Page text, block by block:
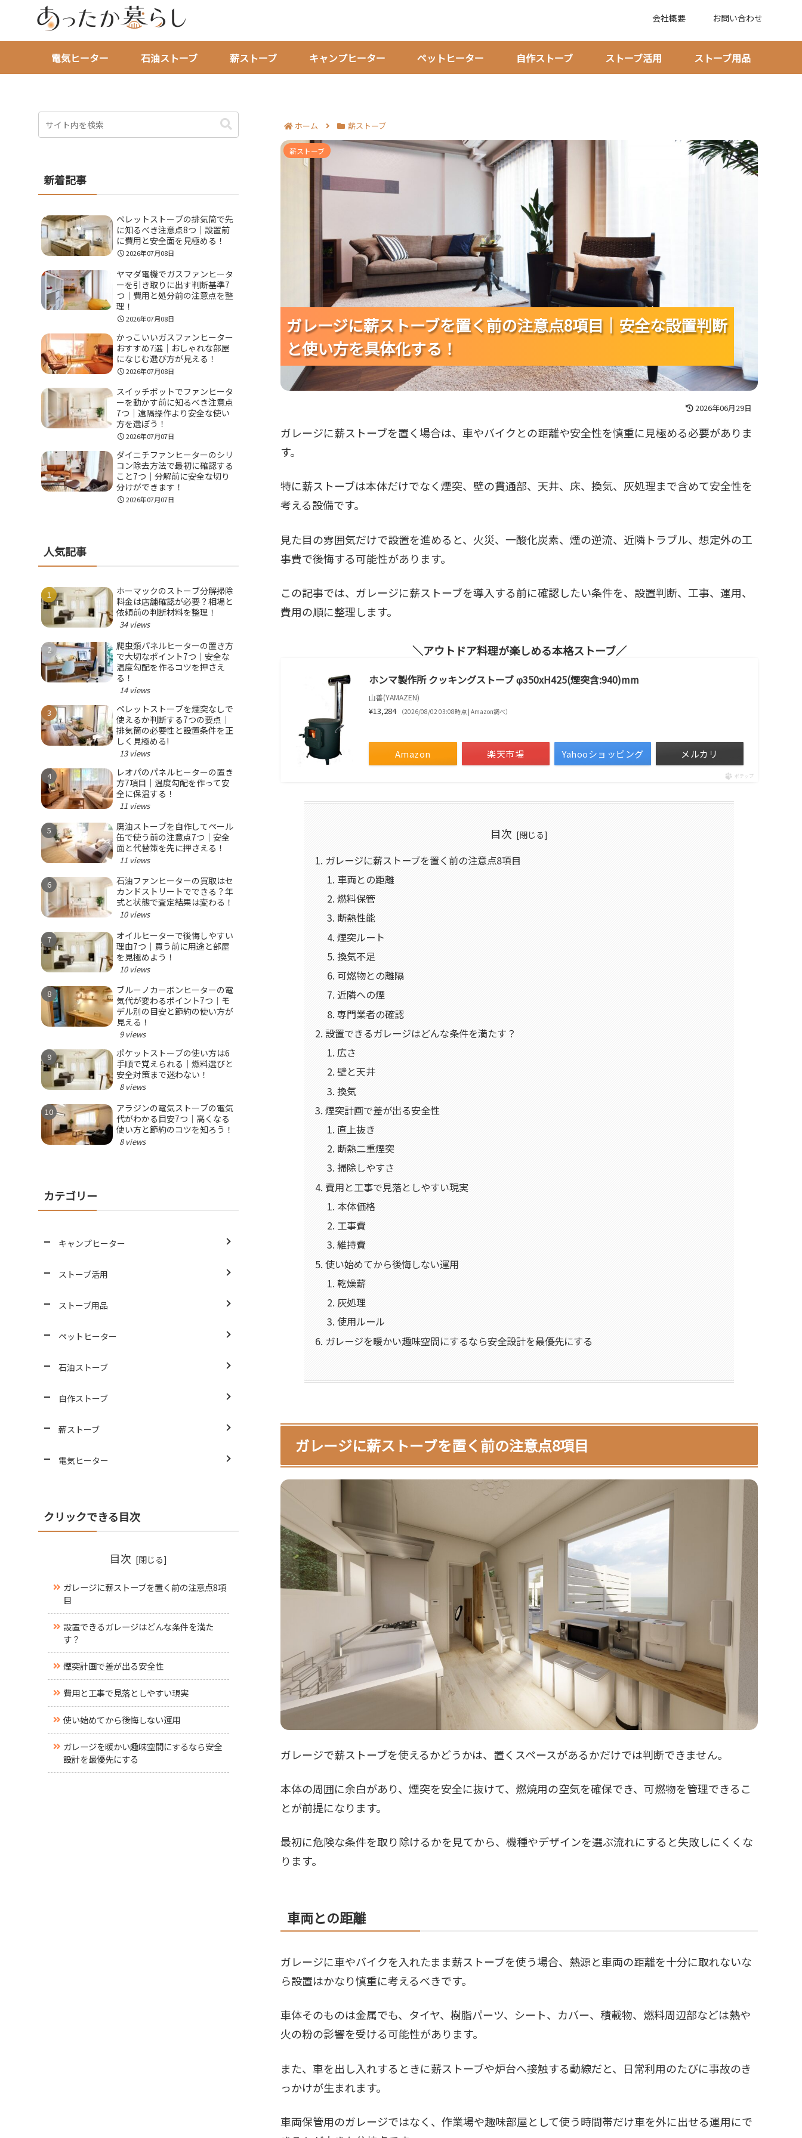
会社概要 お問い合わせ
電気ヒーター 石油ストーブ 薪ストーブ キャンプヒーター ペットヒーター 自作ストーブ ストーブ活用 ストーブ用品
ホーム 薪ストーブ
ガレージに薪ストーブを置く前の注意点8項目｜安全な設置判断と使い方を具体化する！
ガレージに薪ストーブを置く前の注意点8項目｜安全な設置判断
と使い方を具体化する！
ガレージに薪ストーブを置く前の注意点8項目｜安全な設置判断
と使い方を具体化する！
ガレージに薪ストーブを置く前の注意点8項目｜安全な設置判断
と使い方を具体化する！
薪ストーブ
2026年06月29日
ガレージに薪ストーブを置く場合は、車やバイクとの距離や安全性を慎重に見極める必要がありま
す。
特に薪ストーブは本体だけでなく煙突、壁の貫通部、天井、床、換気、灰処理まで含めて安全性を
考える設備です。
見た目の雰囲気だけで設置を進めると、火災、一酸化炭素、煙の逆流、近隣トラブル、想定外の工
事費で後悔する可能性があります。
この記事では、ガレージに薪ストーブを導入する前に確認したい条件を、設置判断、工事、運用、
費用の順に整理します。
アウトドア料理が楽しめる本格ストーブ
ホンマ製作所 クッキングストーブ φ350xH425(煙突含:940)mm
山善(YAMAZEN)
¥13,284 （2026/08/02 03:08時点 | Amazon調べ）
Amazon 楽天市場 Yahooショッピング メルカリ
ポチップ
目次
ガレージに薪ストーブを置く前の注意点8項目
車両との距離
燃料保管
断熱性能
煙突ルート
換気不足
可燃物との離隔
近隣への煙
専門業者の確認
設置できるガレージはどんな条件を満たす？
広さ
壁と天井
換気
煙突計画で差が出る安全性
直上抜き
断熱二重煙突
掃除しやすさ
費用と工事で見落としやすい現実
本体価格
工事費
維持費
使い始めてから後悔しない運用
乾燥薪
灰処理
使用ルール
ガレージを暖かい趣味空間にするなら安全設計を最優先にする
ガレージに薪ストーブを置く前の注意点8項目
ガレージで薪ストーブを使えるかどうかは、置くスペースがあるかだけでは判断できません。
本体の周囲に余白があり、煙突を安全に抜けて、燃焼用の空気を確保でき、可燃物を管理できるこ
とが前提になります。
最初に危険な条件を取り除けるかを見てから、機種やデザインを選ぶ流れにすると失敗しにくくな
ります。
車両との距離
ガレージに車やバイクを入れたまま薪ストーブを使う場合、熱源と車両の距離を十分に取れないな
ら設置はかなり慎重に考えるべきです。
車体そのものは金属でも、タイヤ、樹脂パーツ、シート、カバー、積載物、燃料周辺部などは熱や
火の粉の影響を受ける可能性があります。
また、車を出し入れするときに薪ストーブや炉台へ接触する動線だと、日常利用のたびに事故のき
っかけが生まれます。
車両保管用のガレージではなく、作業場や趣味部屋として使う時間帯だけ車を外に出せる運用にで
新着記事
ペレットストーブの排気筒で先
に知るべき注意点8つ｜設置前
に費用と安全面を見極める！
2026年07月08日
ヤマダ電機でガスファンヒータ
ーを引き取りに出す判断基準7
つ｜費用と処分前の注意点を整
理！
2026年07月08日
かっこいいガスファンヒーター
おすすめ7選｜おしゃれな部屋
になじむ選び方が見える！
2026年07月08日
スイッチボットでファンヒータ
ーを動かす前に知るべき注意点
7つ｜遠隔操作より安全な使い
方を選ぼう！
2026年07月07日
ダイニチファンヒーターのシリ
コン除去方法で最初に確認する
こと7つ｜分解前に安全な切り
分けができます！
2026年07月07日
人気記事
ホーマックのストーブ分解掃除
料金は店舗確認が必要？相場と
依頼前の判断材料を整理！
34 views
爬虫類パネルヒーターの置き方
で大切なポイント7つ｜安全な
温度勾配を作るコツを押さえ
る！
14 views
ペレットストーブを煙突なしで
使えるか判断する7つの要点｜
排気筒の必要性と設置条件を正
しく見極める!
13 views
レオパのパネルヒーターの置き
方7項目｜温度勾配を作って安
全に保温する！
11 views
廃油ストーブを自作してペール
缶で使う前の注意点7つ｜安全
面と代替策を先に押さえる！
11 views
石油ファンヒーターの買取はセ
カンドストリートでできる？年
式と状態で査定結果は変わる！
10 views
オイルヒーターで後悔しやすい
理由7つ｜買う前に用途と部屋
を見極めよう！
10 views
ブルーノカーボンヒーターの電
気代が変わるポイント7つ｜モ
デル別の目安と節約の使い方が
見える！
9 views
ポケットストーブの使い方は6
手順で覚えられる｜燃料選びと
安全対策まで迷わない！
8 views
アラジンの電気ストーブの電気
代がわかる目安7つ｜高くなる
使い方と節約のコツを知ろう！
8 views
カテゴリー
キャンプヒーター
ストーブ活用
ストーブ用品
ペットヒーター
石油ストーブ
自作ストーブ
薪ストーブ
電気ヒーター
クリックできる目次
目次
ガレージに薪ストーブを置く前の注意点8項
目
設置できるガレージはどんな条件を満た
す？
煙突計画で差が出る安全性
費用と工事で見落としやすい現実
使い始めてから後悔しない運用
ガレージを暖かい趣味空間にするなら安全
設計を最優先にする